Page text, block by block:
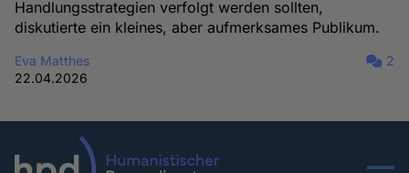
Handlungsstrategien verfolgt werden sollten,
diskutierte ein kleines, aber aufmerksames Publikum.
Eva Matthes
22.04.2026
2